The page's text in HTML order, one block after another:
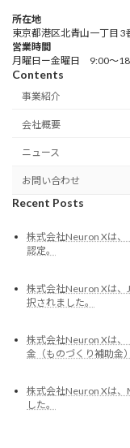
所在地
東京都港区北青山一丁目
営業時間
月曜日ー金曜日 9:00～
Contents
事業紹介
会社概要
ニュース
お問い合わせ
Recent Posts
株式会社Neuron Xは、
認定。
株式会社Neuron Xは、
択されました。
株式会社Neuron Xは、
金（ものづくり補助金
株式会社Neuron Xは
した。